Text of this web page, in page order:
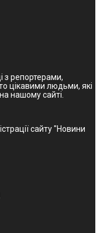
з репортерами,
цікавими людьми, які
нашому сайті.
сайту "Новини